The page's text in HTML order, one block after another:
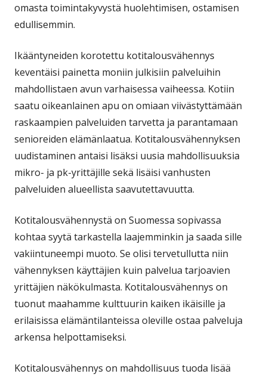
omasta toimintakyvystä huolehtimisen, ostamisen
edullisemmin.
Ikääntyneiden korotettu kotitalousvähennys
keventäisi painetta moniin julkisiin palveluihin
mahdollistaen avun varhaisessa vaiheessa. Kotiin
saatu oikeanlainen apu on omiaan viivästyttämään
raskaampien palveluiden tarvetta ja parantamaan
senioreiden elämänlaatua. Kotitalousvähennyksen
uudistaminen antaisi lisäksi uusia mahdollisuuksia
mikro- ja pk-yrittäjille sekä lisäisi vanhusten
palveluiden alueellista saavutettavuutta.
Kotitalousvähennystä on Suomessa sopivassa
kohtaa syytä tarkastella laajemminkin ja saada sille
vakiintuneempi muoto. Se olisi tervetullutta niin
vähennyksen käyttäjien kuin palvelua tarjoavien
yrittäjien näkökulmasta. Kotitalousvähennys on
tuonut maahamme kulttuurin kaiken ikäisille ja
erilaisissa elämäntilanteissa oleville ostaa palveluja
arkensa helpottamiseksi.
Kotitalousvähennys on mahdollisuus tuoda lisää